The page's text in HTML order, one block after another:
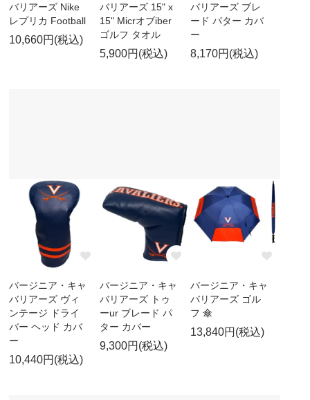
バリアーズ Nike
レプリカ Football
10,660円(税込)
バリアーズ 15" x
15" Micrオブiber
ゴルフ タオル
5,900円(税込)
バリアーズ ブレ
ード パター カバ
ー
8,170円(税込)
バージニア・キャ
バリアーズ ヴィ
ンテージ ドライ
バー ヘッド カバ
ー
10,440円(税込)
バージニア・キャ
バリアーズ トゥ
ーur ブレード パ
ター カバー
9,300円(税込)
バージニア・キャ
バリアーズ ゴル
フ 傘
13,840円(税込)